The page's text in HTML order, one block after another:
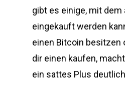
gibt es einige, mit dem
eingekauft werden
einen Bitcoin besitzen
dir einen kaufen,
ein sattes Plus